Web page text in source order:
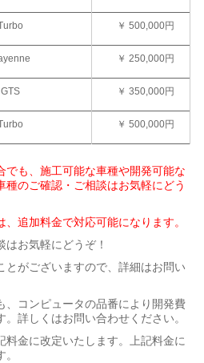
￥ 500,000円
￥ 250,000円
GTS ￥ 350,000円
￥ 500,000円
でも、施工可能な車種や開発可能な
種のご確認・ご相談はお気軽にどう
追加料金で対応可能になります。
お気軽にどうぞ！
とがございますので、詳細はお問い
、コンピュータの品番により開発費
詳しくはお問い合わせください。
料金に改定いたします。上記料金に